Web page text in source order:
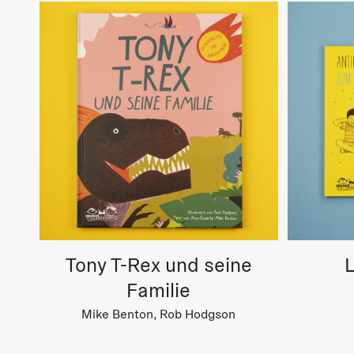
Tony T-Rex und seine
Familie
Mike Benton, Rob Hodgson